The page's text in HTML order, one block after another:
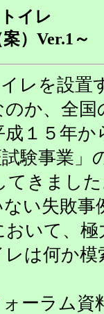
イレ
）Ver.1～
レを設置
か、全
１５年
験事業」
てきまし
い失敗事
おいて、
は何か
ーラム資